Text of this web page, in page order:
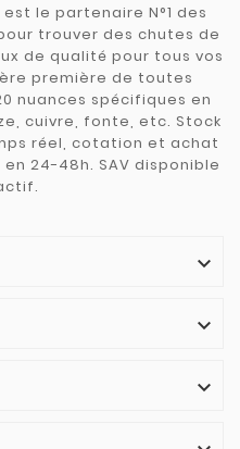
le partenaire N°1 des
trouver des chutes de
de qualité pour tous vos
première de toutes
nuances spécifiques en
cuivre, fonte, etc. Stock
réel, cotation et achat
24-48h. SAV disponible


